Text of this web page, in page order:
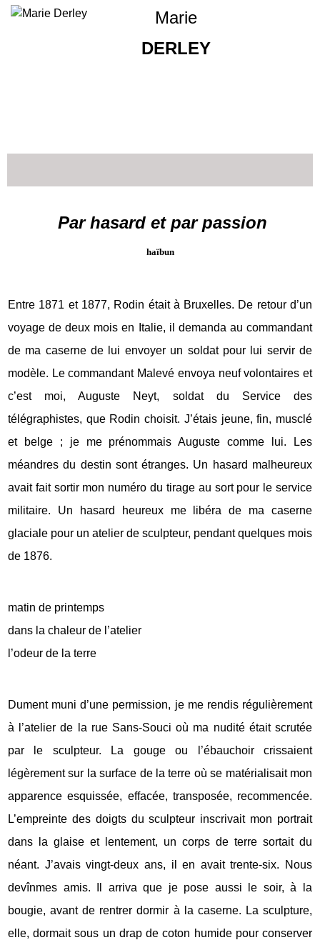
Marie
DERLEY
Par hasard et par passion
haïbun
Entre 1871 et 1877, Rodin était à Bruxelles. De retour d’un
voyage de deux mois en Italie, il demanda au commandant
de ma caserne de lui envoyer un soldat pour lui servir de
modèle. Le commandant Malevé envoya neuf volontaires et
c’est moi, Auguste Neyt, soldat du Service des
télégraphistes, que Rodin choisit. J’étais jeune, fin, musclé
et belge ; je me prénommais Auguste comme lui. Les
méandres du destin sont étranges. Un hasard malheureux
avait fait sortir mon numéro du tirage au sort pour le service
militaire. Un hasard heureux me libéra de ma caserne
glaciale pour un atelier de sculpteur, pendant quelques mois
de 1876.
matin de printemps
dans la chaleur de l’atelier
l’odeur de la terre
Dument muni d’une permission, je me rendis régulièrement
à l’atelier de la rue Sans-Souci où ma nudité était scrutée
par le sculpteur. La gouge ou l’ébauchoir crissaient
légèrement sur la surface de la terre où se matérialisait mon
apparence esquissée, effacée, transposée, recommencée.
L’empreinte des doigts du sculpteur inscrivait mon portrait
dans la glaise et lentement, un corps de terre sortait du
néant. J’avais vingt-deux ans, il en avait trente-six. Nous
devînmes amis. Il arriva que je pose aussi le soir, à la
bougie, avant de rentrer dormir à la caserne. La sculpture,
elle, dormait sous un drap de coton humide pour conserver